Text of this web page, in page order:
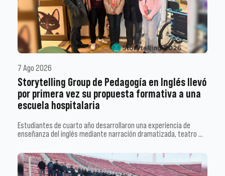
7 Ago 2026
Storytelling Group de Pedagogía en Inglés llevó
por primera vez su propuesta formativa a una
escuela hospitalaria
Estudiantes de cuarto año desarrollaron una experiencia de
enseñanza del inglés mediante narración dramatizada, teatro …